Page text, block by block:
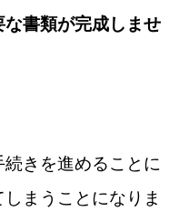
書類が完成しませ
きを進めることに
まうことになりま